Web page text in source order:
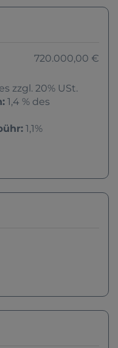
720.000,00 €
zzgl. 20% USt.
1,4 % des
1,1%